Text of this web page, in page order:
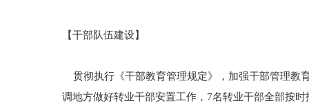
【干部队伍建设】
贯彻执行《干部教育管理规定》，加强干部管理教
调地方做好转业干部安置工作，7名转业干部全部按